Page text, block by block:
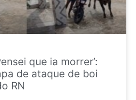
que ia morrer’:
de ataque de boi
RN